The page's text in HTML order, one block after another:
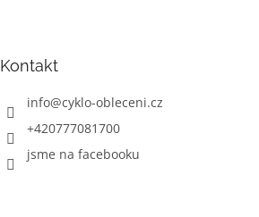
Kontakt
info@cyklo-obleceni.cz
+420777081700
jsme na facebooku